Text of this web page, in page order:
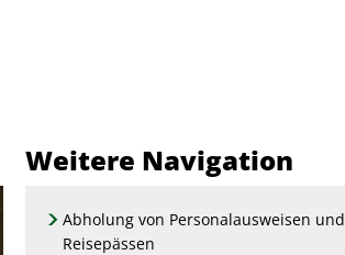
Weitere Navigation
Abholung von Personalausweisen und
Reisepässen